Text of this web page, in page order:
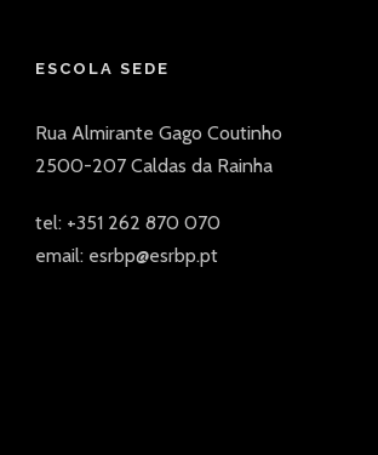
ESCOLA SEDE
Rua Almirante Gago Coutinho
2500-207 Caldas da Rainha
tel: +351 262 870 070
email: esrbp@esrbp.pt